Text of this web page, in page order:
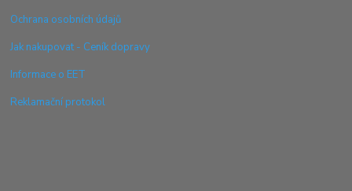
Ochrana osobních údajů
Jak nakupovat - Ceník dopravy
Informace o EET
Reklamační protokol